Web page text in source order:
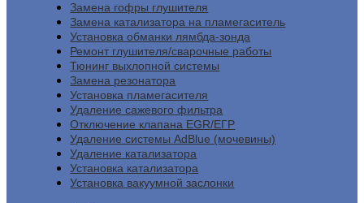
Замена гофры глушителя
Замена катализатора на пламегаситель
Установка обманки лямбда-зонда
Ремонт глушителя/сварочные работы
Тюнинг выхлопной системы
Замена резонатора
Установка пламегасителя
Удаление сажевого фильтра
Отключение клапана EGR/ЕГР
Удаление системы AdBlue (мочевины)
Удаление катализатора
Установка катализатора
Установка вакуумной заслонки